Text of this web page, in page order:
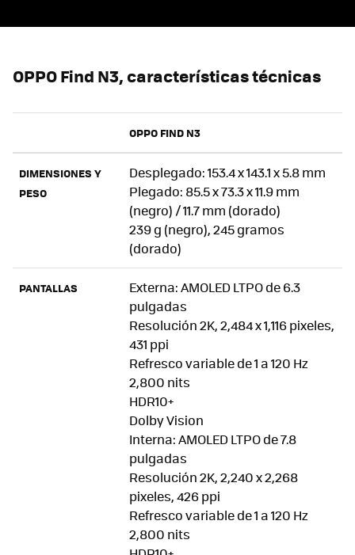
OPPO Find N3, características técnicas
OPPO FIND N3
DIMENSIONES Y
PESO
Desplegado: 153.4 x 143.1 x 5.8 mm
Plegado: 85.5 x 73.3 x 11.9 mm
(negro) / 11.7 mm (dorado)
239 g (negro), 245 gramos
(dorado)
PANTALLAS
Externa: AMOLED LTPO de 6.3
pulgadas
Resolución 2K, 2,484 x 1,116 pixeles,
431 ppi
Refresco variable de 1 a 120 Hz
2,800 nits
HDR10+
Dolby Vision
Interna: AMOLED LTPO de 7.8
pulgadas
Resolución 2K, 2,240 x 2,268
pixeles, 426 ppi
Refresco variable de 1 a 120 Hz
2,800 nits